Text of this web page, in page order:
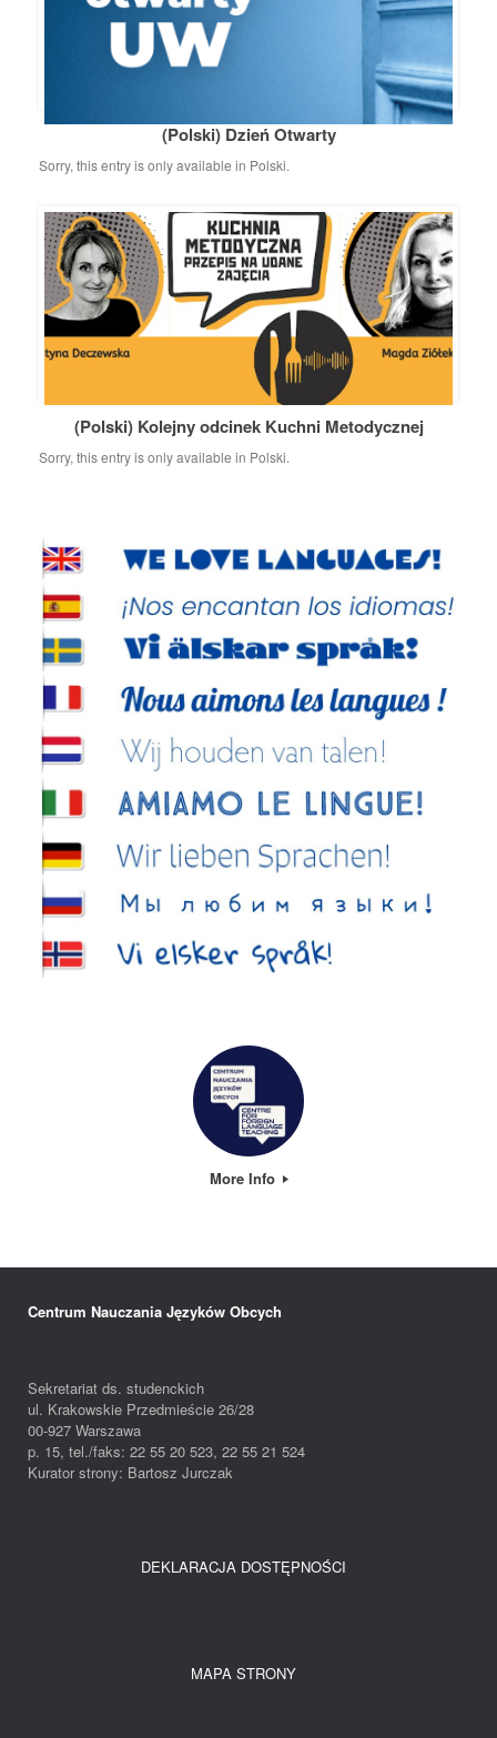
(Polski) Dzień Otwarty
Sorry, this entry is only available in Polski.
(Polski) Kolejny odcinek Kuchni Metodycznej
Sorry, this entry is only available in Polski.
More Info
Centrum Nauczania Języków Obcych
Sekretariat ds. studenckich
ul. Krakowskie Przedmieście 26/28
00-927 Warszawa
p. 15, tel./faks: 22 55 20 523, 22 55 21 524
Kurator strony: Bartosz Jurczak
DEKLARACJA DOSTĘPNOŚCI
MAPA STRONY